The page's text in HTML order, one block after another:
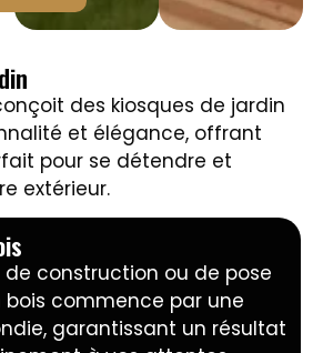
des kiosques de jardin
et élégance, offrant
pour se détendre et
extérieur.
construction ou de pose
bois commence par une
garantissant un résultat